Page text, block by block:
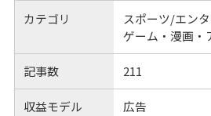
カテゴリ
スポーツ/エン
ゲーム・漫画・
記事数 211
収益モデル 広告